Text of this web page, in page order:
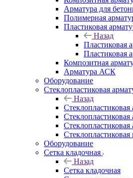
Арматура для
Полимерная
Пластиковая
Назад
Пластиковая
Пластиковая
Композитная
Арматура АСК
Оборудование
Cтеклопластиковая
Назад
Cтеклопластиковая
Стеклопластиковая
Стеклопластиковая
Оборудование
Сетка кладочная
Назад
Сетка кладочная